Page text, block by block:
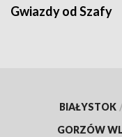
Gwiazdy od Szafy
BIAŁYSTOK
GORZÓW